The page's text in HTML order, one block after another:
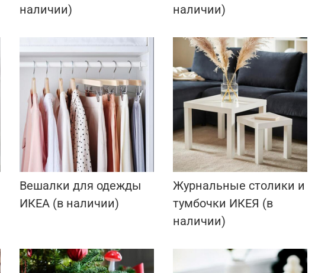
наличии)
наличии)
Вешалки для одежды
ИКЕА (в наличии)
Журнальные столики и
тумбочки ИКЕЯ (в
наличии)